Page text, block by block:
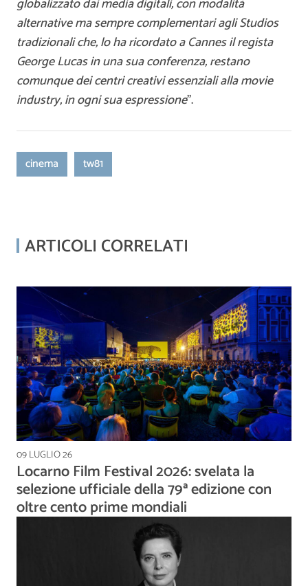
globalizzato dai media digitali, con modalità
alternative ma sempre complementari agli Studios
tradizionali che, lo ha ricordato a Cannes il regista
George Lucas in una sua conferenza, restano
comunque dei centri creativi essenziali alla movie
industry, in ogni sua espressione”.
cinema tw81
ARTICOLI CORRELATI
09 LUGLIO 26
Locarno Film Festival 2026: svelata la
selezione ufficiale della 79ª edizione con
oltre cento prime mondiali